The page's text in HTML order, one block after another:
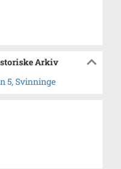
Arkiv
5, Svinninge